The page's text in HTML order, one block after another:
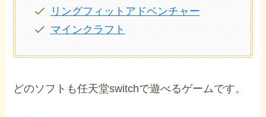
リングフィットアドベンチャー
マインクラフト
どのソフトも任天堂switchで遊べるゲームです。